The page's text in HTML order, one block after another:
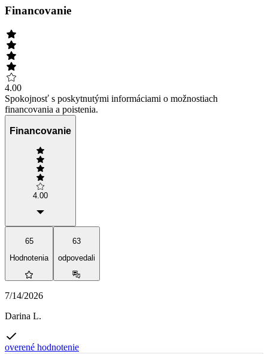
Financovanie
4.00
Spokojnosť s poskytnutými informáciami o možnostiach
financovania a poistenia.
Financovanie
4.00
65
Hodnotenia
63
odpovedali
7/14/2026
Darina L.
overené hodnotenie